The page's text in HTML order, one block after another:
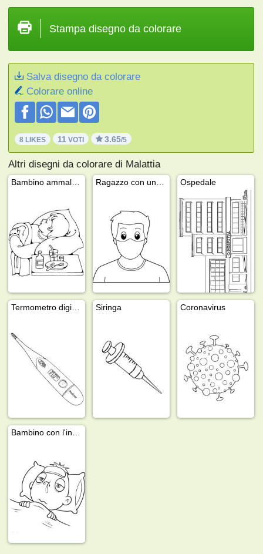
Stampa disegno da colorare
Salva disegno da colorare
Colorare online
8 LIKES 11 VOTI 3.65/5
Altri disegni da colorare di Malattia
Ospedale
Siringa Coronavirus